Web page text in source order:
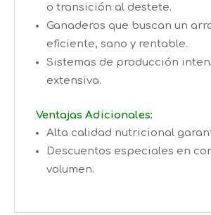
o transición al destete.
Ganaderos que buscan un
eficiente, sano y rentable.
Sistemas de producción
extensiva.
Ventajas Adicionales:
Alta calidad nutricional
Descuentos especiales en
volumen.